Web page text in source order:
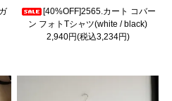
[40%OFF]2565.カート コバー
ン フォトTシャツ(white / black)
2,940円(税込3,234円)